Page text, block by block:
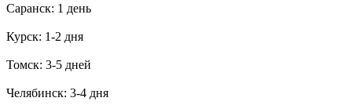
Саранск: 1 день
Курск: 1-2 дня
Томск: 3-5 дней
Челябинск: 3-4 дня